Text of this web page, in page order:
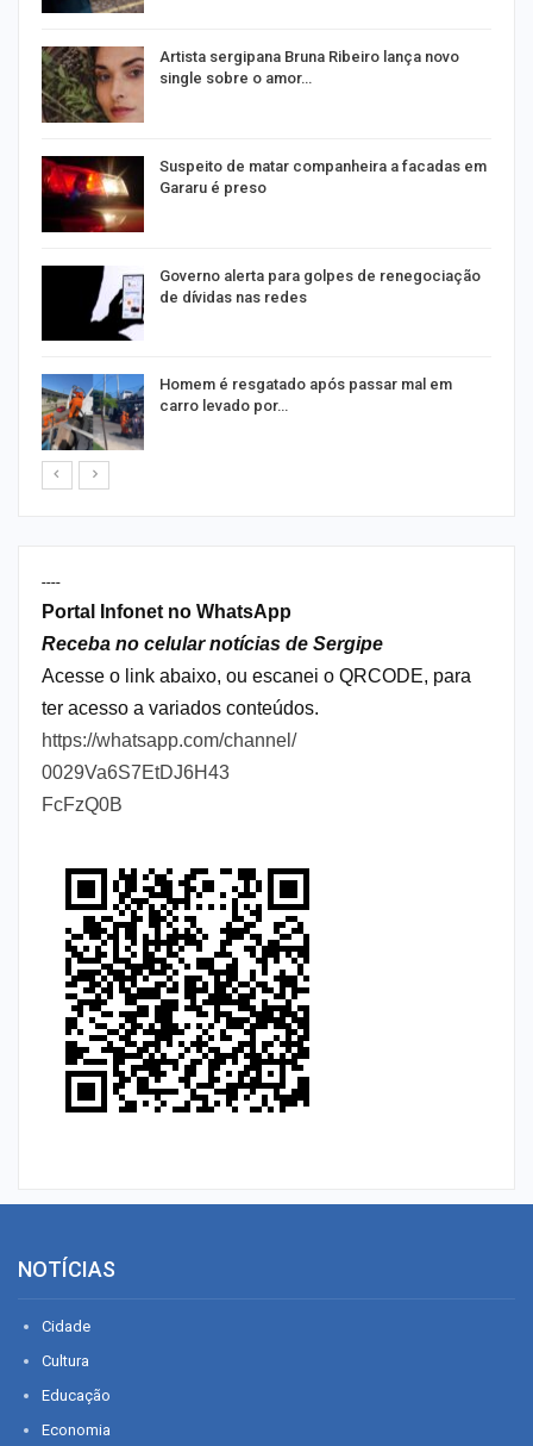
Artista sergipana Bruna Ribeiro lança novo
single sobre o amor…
Suspeito de matar companheira a facadas em
Gararu é preso
Governo alerta para golpes de renegociação
de dívidas nas redes
Homem é resgatado após passar mal em
carro levado por…
----
Portal Infonet no WhatsApp
Receba no celular notícias de Sergipe
Acesse o link abaixo, ou escanei o QRCODE, para
ter acesso a variados conteúdos.
https://whatsapp.com/channel/
0029Va6S7EtDJ6H43
FcFzQ0B
NOTÍCIAS
Cidade
Cultura
Educação
Economia